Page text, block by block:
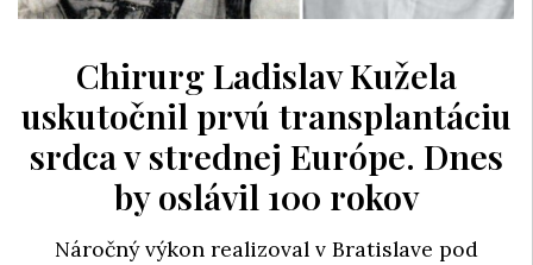
Chirurg Ladislav Kužela
uskutočnil prvú transplantáciu
srdca v strednej Európe. Dnes
by oslávil 100 rokov
Náročný výkon realizoval v Bratislave pod